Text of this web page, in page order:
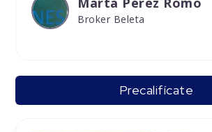
Broker Beleta
Precalifícate